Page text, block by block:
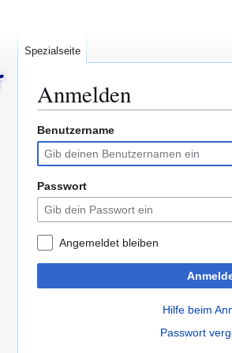
Anmelden
Zur
Navigation
springen
Zur
Suche
springen
Benutzername
Passwort
Angemeldet bleiben
Hilfe beim
Passwort
Spezialseite